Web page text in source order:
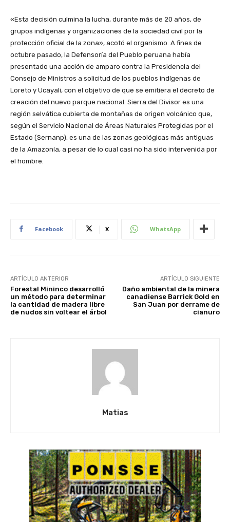
«Esta decisión culmina la lucha, durante más de 20 años, de
grupos indígenas y organizaciones de la sociedad civil por la
protección oficial de la zona», acotó el organismo. A fines de
octubre pasado, la Defensoría del Pueblo peruana había
presentado una acción de amparo contra la Presidencia del
Consejo de Ministros a solicitud de los pueblos indígenas de
Loreto y Ucayali, con el objetivo de que se emitiera el decreto de
creación del nuevo parque nacional. Sierra del Divisor es una
región selvática cubierta de montañas de origen volcánico que,
según el Servicio Nacional de Áreas Naturales Protegidas por el
Estado (Sernanp), es una de las zonas geológicas más antiguas
de la Amazonía, a pesar de lo cual casi no ha sido intervenida por
el hombre.
Facebook X WhatsApp
ARTÍCULO ANTERIOR
Forestal Mininco desarrolló
un método para determinar
la cantidad de madera libre
de nudos sin voltear el árbol
ARTÍCULO SIGUIENTE
Daño ambiental de la minera
canadiense Barrick Gold en
San Juan por derrame de
cianuro
Matias